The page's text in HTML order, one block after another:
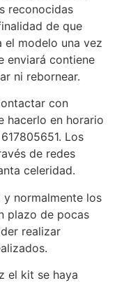
reconocidas
de que
el modelo una vez
enviará contiene
ni rebornear.
con
hacerlo en horario
Los
de redes
celeridad.
y normalmente los
plazo de pocas
realizar
el kit se haya